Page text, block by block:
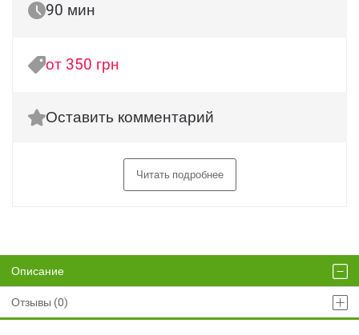
90 мин
от 350 грн
Оставить комментарий
Читать подробнее
Описание
Отзывы (0)